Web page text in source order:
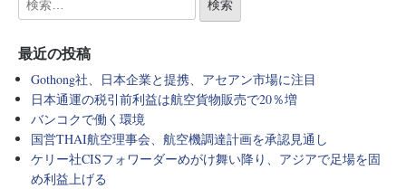
最近の投稿
Gothong社、日本企業と提携、アセアン市場に注目
日本通運の税引前利益は航空貨物販売で20％増
バンコクで働く環境
国営THAI航空理事会、航空機調達計画を承認見通し
ケリー社CISフォワーダーめがけ舞い降り、アジアで足場を固
め利益上げる